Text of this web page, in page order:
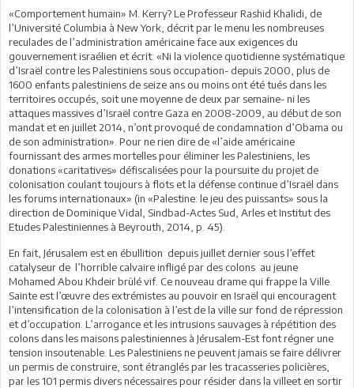
«Comportement humain» M. Kerry? Le Professeur Rashid Khalidi, de
l’Université Columbia à New York, décrit par le menu les nombreuses
reculades de l’administration américaine face aux exigences du
gouvernement israélien et écrit: «Ni la violence quotidienne systématique
d’Israël contre les Palestiniens sous occupation- depuis 2000, plus de
1600 enfants palestiniens de seize ans ou moins ont été tués dans les
territoires occupés, soit une moyenne de deux par semaine- ni les
attaques massives d’Israël contre Gaza en 2008-2009, au début de son
mandat et en juillet 2014, n’ont provoqué de condamnation d’Obama ou
de son administration». Pour ne rien dire de «l’aide américaine
fournissant des armes mortelles pour éliminer les Palestiniens, les
donations «caritatives» défiscalisées pour la poursuite du projet de
colonisation coulant toujours à flots et la défense continue d’Israël dans
les forums internationaux» (in «Palestine: le jeu des puissants» sous la
direction de Dominique Vidal, Sindbad-Actes Sud, Arles et Institut des
Etudes Palestiniennes à Beyrouth, 2014, p. 45).
En fait, Jérusalem est en ébullition depuis juillet dernier sous l’effet
catalyseur de l’horrible calvaire infligé par des colons au jeune
Mohamed Abou Khdeir brûlé vif. Ce nouveau drame qui frappe la Ville
Sainte est l’œuvre des extrémistes au pouvoir en Israël qui encouragent
l’intensification de la colonisation à l’est de la ville sur fond de répression
et d’occupation. L’arrogance et les intrusions sauvages à répétition des
colons dans les maisons palestiniennes à Jérusalem-Est font régner une
tension insoutenable. Les Palestiniens ne peuvent jamais se faire délivrer
un permis de construire, sont étranglés par les tracasseries policières,
par les 101 permis divers nécessaires pour résider dans la villeet en sortir